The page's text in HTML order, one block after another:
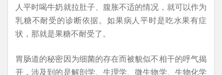
人平时喝牛奶就拉肚子、腹胀不适的情况，就可以作为
乳糖不耐受的诊断依据。如果病人平时是吃水果有症
状，那就是果糖不耐受了。
胃肠道的秘密因为细菌的存在而被貌似不相干的呼气揭
开，涉及到的是解剖学、生理学、微生物学、生物化学